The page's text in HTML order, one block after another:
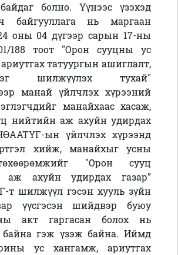
болно. Үүнээс үзэхэд
байгууллага нь маргаан
оны 04 дүгээр сарын 17-ны
188 тоот "Орон сууцны ус
татуургын ашиглалт,
шилжүүлэх тухай"
манай үйлчлэх хүрээний
манайхаас хасаж,
нийтийн аж ахуйн удирдах
ын үйлчлэх хүрээнд
хийж, манайхыг усны
"Орон сууц
аж ахуйн удирдах газар”
т шилжүүл гэсэн хууль зүйн
үүсгэсэн шийдвэр буюу
акт гаргасан болох нь
байна гэж үзэж байна. Иймд
ус хангамж, ариутгах